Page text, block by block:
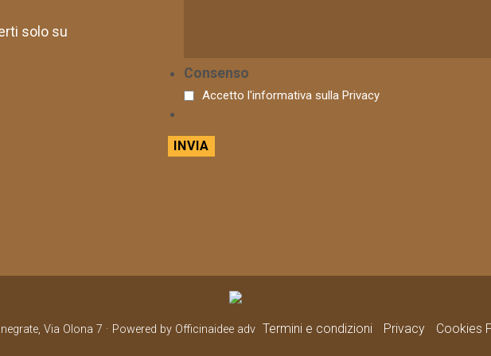
solo su
Consenso
Accetto l'informativa sulla Privacy
Via Olona 7 · Powered by Officinaidee adv Termini e condizioni Privacy Cookies